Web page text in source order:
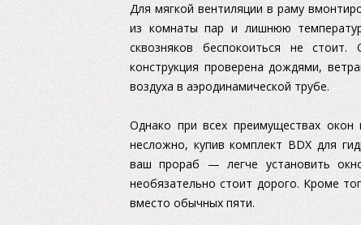
Для мягкой вентиляции в раму
из комнаты пар и лишнюю
сквозняков беспокоиться не
конструкция проверена дождями,
воздуха в аэродинамической трубе.
Однако при всех преимуществах окон
несложно, купив комплект BDX для
ваш прораб — легче установить
необязательно стоит дорого. Кроме
вместо обычных пяти.